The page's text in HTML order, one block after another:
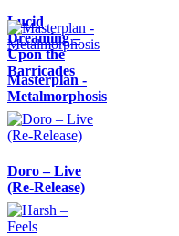
Lucid
Dreaming –
Upon the
Barricades
Masterplan -
Metalmorphosis
Doro – Live
(Re-Release)